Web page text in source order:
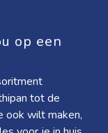
op een
tot de
ook wilt maken,